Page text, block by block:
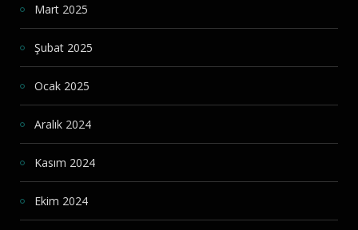
Mart 2025
Şubat 2025
Ocak 2025
Aralık 2024
Kasım 2024
Ekim 2024